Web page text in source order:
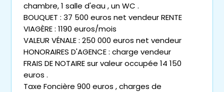
chambre, 1 salle d'eau , un WC .
BOUQUET : 37 500 euros net vendeur RENTE
VIAGÈRE : 1190 euros/mois
VALEUR VÉNALE : 250 000 euros net vendeur
HONORAIRES D'AGENCE : charge vendeur
FRAIS DE NOTAIRE sur valeur occupée 14 150
euros .
Taxe Foncière 900 euros , charges de